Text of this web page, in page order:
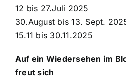
12 bis 27.Juli 2025
30.August bis 13. Sept.
15.11 bis 30.11.2025
Auf ein Wiedersehen im
freut sich